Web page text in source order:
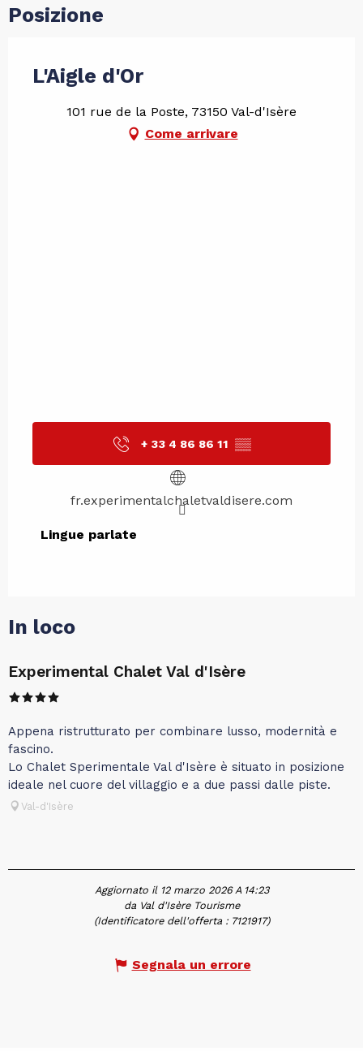
Posizione
L'Aigle d'Or
1‍01 rue de la Poste, 73150 Val-d'Isère
Come arrivare
+ 33 4 86 86 11 ▒▒
fr.experimentalchaletvaldisere.com
Lingue parlate
Lingue parlate
In loco
Experimental Chalet Val d'Isère
Appena ristrutturato per combinare lusso, modernità e
fascino.
Lo Chalet Sperimentale Val d'Isère è situato in posizione
ideale nel cuore del villaggio e a due passi dalle piste.
Val-d'Isère
Aggiornato il 12 marzo 2026 A 14:23
da Val d'Isère Tourisme
(Identificatore dell'offerta : 7121917)
Segnala un errore